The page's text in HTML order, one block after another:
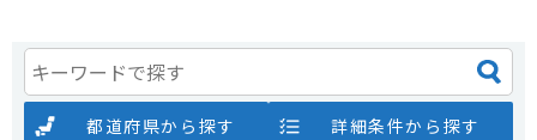
都道府県から探す 詳細条件から探す